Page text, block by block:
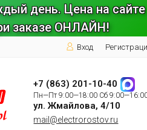
день. Цена на сайте
заказе ОНЛАЙН!
Вход
+7 (863) 201-10-40
Пн—Пт 9:00—18:00 Сб
ул. Жмайлова, 4/10
mail@electrorostov.ru